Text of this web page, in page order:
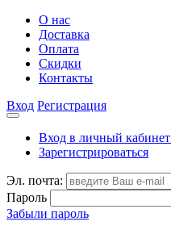
О нас
Доставка
Оплата
Скидки
Контакты
Вход Регистрация
Вход в личный кабинет
Зарегистрироваться
Эл. почта:
Пароль
Забыли пароль